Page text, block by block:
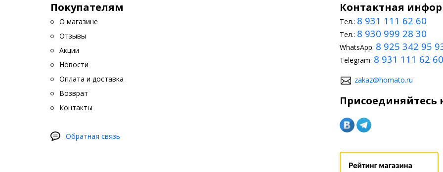
Покупателям
О магазине
Отзывы
Акции
Новости
Оплата и доставка
Возврат
Контакты
Обратная связь
Контактная
Тел.: 8 931 111 62 60
Тел.: 8 930 999 28 30
WhatsApp: 8 925 342 95
Telegram: 8 931 111 62 60
zakaz@homato.ru
Присоединяйтесь